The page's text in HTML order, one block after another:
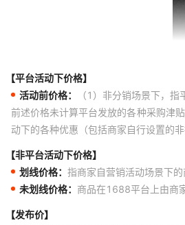
【平台活动下价格】
活动前价格：
（1）非分销场景下，
前述价格未计算平台发放的各种采购津
动下的各种优惠（包括商家自行设置的
【非平台活动下价格】
划线价格： 指商家自营销活动场景下
未划线价格： 商品在1688平台上由商
【发布价】